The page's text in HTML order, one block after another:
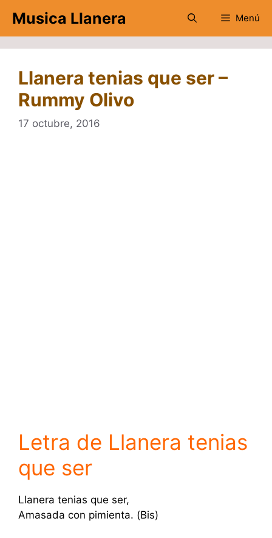
contenido
Musica Llanera Menú
Llanera tenias que ser –
Rummy Olivo
17 octubre, 2016
Letra de Llanera tenias
que ser
Llanera tenias que ser,
Amasada con pimienta. (Bis)